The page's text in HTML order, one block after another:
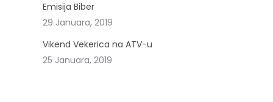
Emisija Biber
29 Januara, 2019
Vikend Vekerica na ATV-u
25 Januara, 2019